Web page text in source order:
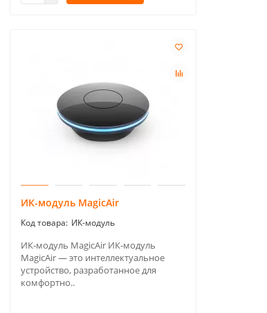
ИК-модуль MagicAir
ИК-модуль
ИК-модуль MagicAir ИК-модуль
MagicAir — это интеллектуальное
устройство, разработанное для
комфортно..